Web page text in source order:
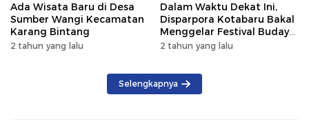
Ada Wisata Baru di Desa
Sumber Wangi Kecamatan
Karang Bintang
2 tahun yang lalu
Dalam Waktu Dekat Ini,
Disparpora Kotabaru Bakal
Menggelar Festival Budaya
Saijaan 2024
2 tahun yang lalu
Selengkapnya